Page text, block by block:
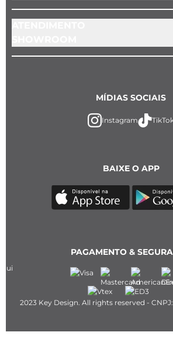
BAIXE O APP
MÍDIAS SOCIAIS
Instagram
PAGAMENTO &
2023 Key Design. All rights reserved -